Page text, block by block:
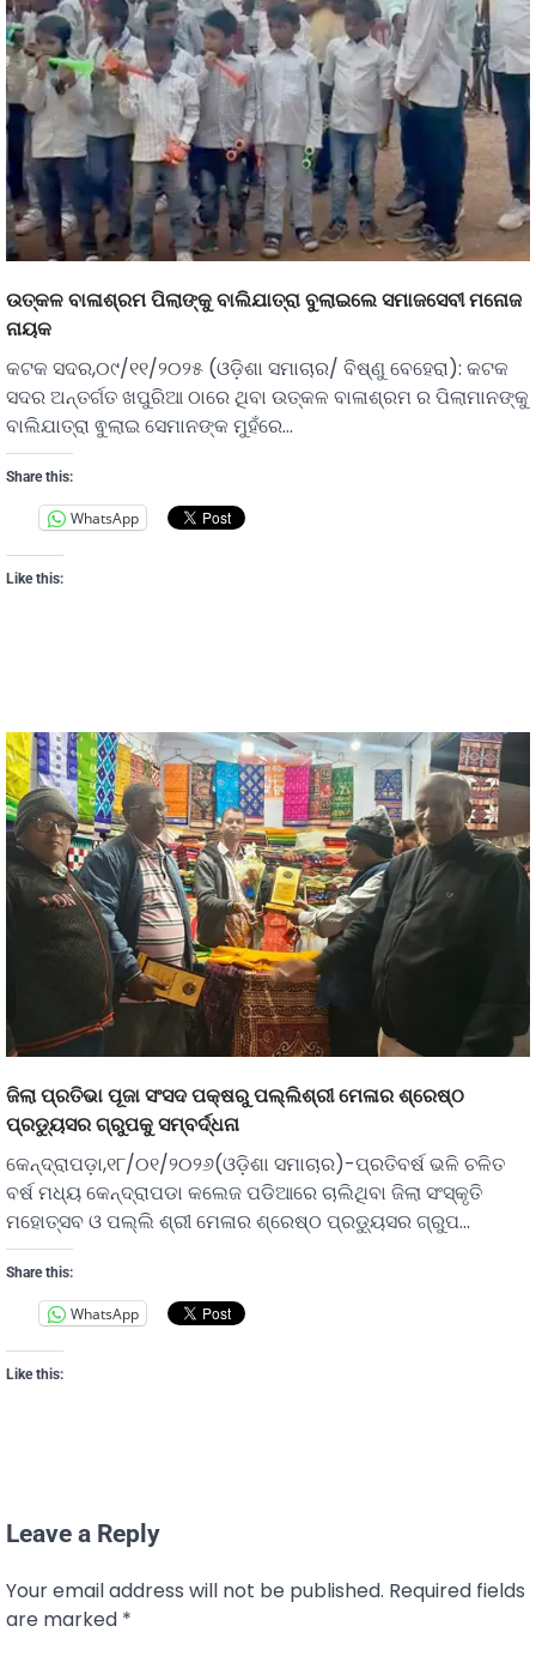
ଉତ୍କଳ ବାଳାଶ୍ରମ ପିଲାଙ୍କୁ ବାଲିଯାତ୍ରା ବୁଲାଇଲେ ସମାଜସେବୀ ମନୋଜ
ନାୟକ
କଟକ ସଦର,୦୯/୧୧/୨୦୨୫ (ଓଡ଼ିଶା ସମାଚାର/ ବିଷ୍ଣୁ ବେହେରା): କଟକ
ସଦର ଅନ୍ତର୍ଗତ ଖପୁରିଆ ଠାରେ ଥିବା ଉତ୍କଳ ବାଳାଶ୍ରମ ର ପିଲାମାନଙ୍କୁ
ବାଲିଯାତ୍ରା ଵୁଲାଇ ସେମାନଙ୍କ ମୁହଁରେ…
Share this:
WhatsApp
Like this:
ଜିଲା ପ୍ରତିଭା ପୂଜା ସଂସଦ ପକ୍ଷରୁ ପଲ୍ଲିଶ୍ରୀ ମେଳାର ଶ୍ରେଷ୍ଠ
ପ୍ରଡୁ୍ୟସର ଗ୍ରୁପକୁ ସମ୍ବର୍ଦ୍ଧନା
କେନ୍ଦ୍ରାପଡ଼ା,୧୮/୦୧/୨୦୨୬(ଓଡ଼ିଶା ସମାଚାର)-ପ୍ରତିବର୍ଷ ଭଳି ଚଳିତ
ବର୍ଷ ମଧ୍ୟ କେନ୍ଦ୍ରାପଡା କଲେଜ ପଡିଆରେ ଚାଲିଥିବା ଜିଲା ସଂସ୍କୃତି
ମହୋତ୍ସବ ଓ ପଲ୍ଲି ଶ୍ରୀ ମେଳାର ଶ୍ରେଷ୍ଠ ପ୍ରଡୁ୍ୟସର ଗ୍ରୁପ…
Share this:
WhatsApp
Like this:
Leave a Reply
Your email address will not be published. Required fields
are marked *